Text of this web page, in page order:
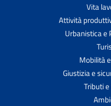
Vita
Attività
Urbanistica e
Mobilità
Giustizia e
Tributi